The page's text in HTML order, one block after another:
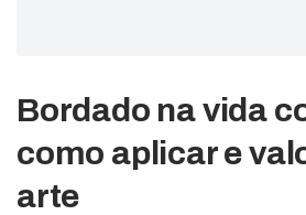
Bordado na vida
como aplicar e
arte